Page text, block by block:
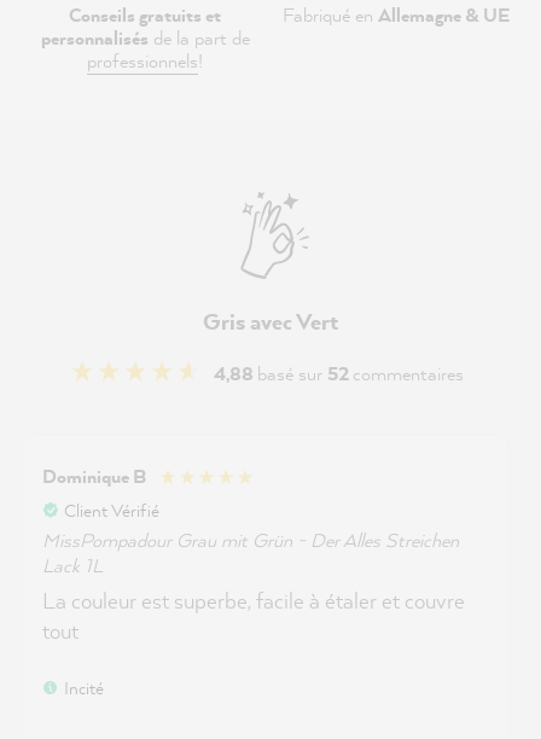
Conseils gratuits et
personnalisés de la part de
professionnels!
Fabriqué en Allemagne & UE
Gris avec Vert
4,88 basé sur 52commentaires
Dominique B
Client Vérifié
MissPompadour Grau mit Grün - Der Alles Streichen
Lack 1L
La couleur est superbe, facile à étaler et couvre
tout
Incité